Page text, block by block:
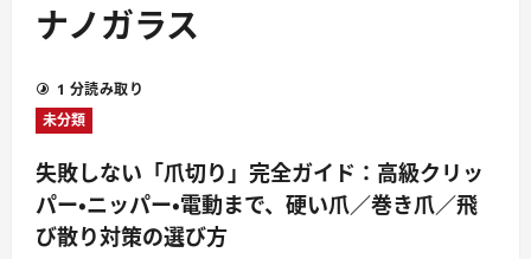
ー
ナノガラス
1 分読み取り
未分類
失敗しない「爪切り」完全ガイド：高級クリッ
パー・ニッパー・電動まで、硬い爪／巻き爪／飛
び散り対策の選び方